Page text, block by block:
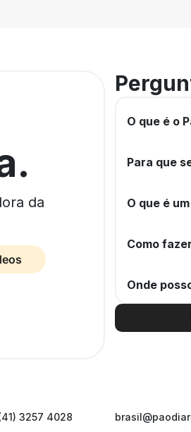
da
O que é o
Para que
O que é
Como
Onde
3257 4028